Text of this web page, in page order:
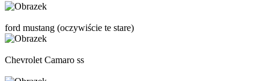
ford mustang (oczywiście te stare)
Chevrolet Camaro ss